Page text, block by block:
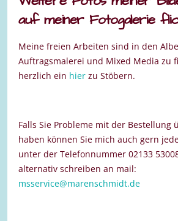
auf meiner Fotogalerie
Meine freien Arbeiten sind in den
Auftragsmalerei und Mixed Media zu
herzlich ein hier zu Stöbern.
Falls Sie Probleme mit der Bestellung
haben können Sie mich auch gern
unter der Telefonnummer 02133
alternativ schreiben an mail:
msservice@marenschmidt.de